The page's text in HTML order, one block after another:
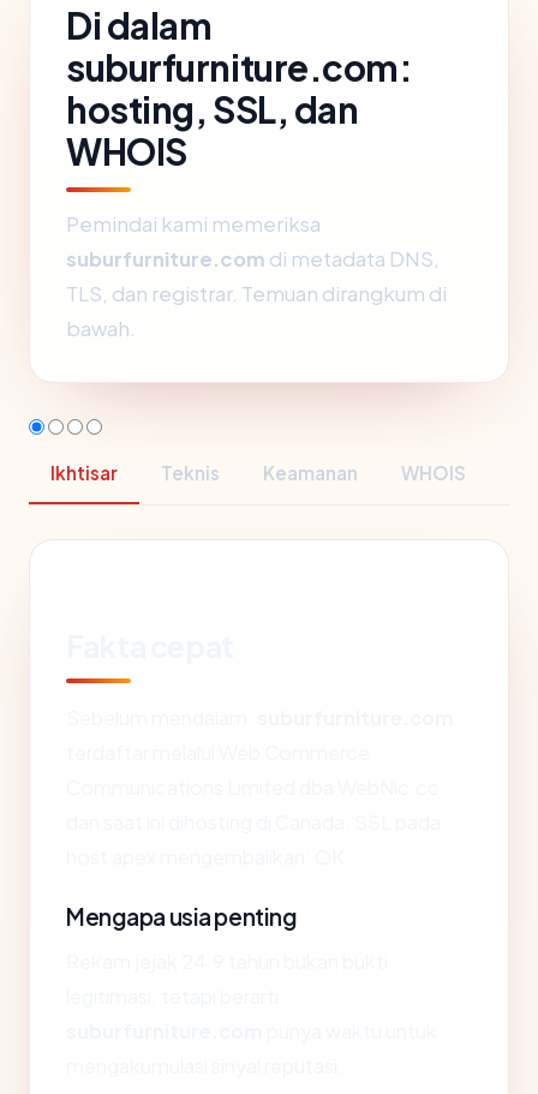
Di dalam
suburfurniture.com:
hosting, SSL, dan
WHOIS
Pemindai kami memeriksa
suburfurniture.com di metadata DNS,
TLS, dan registrar. Temuan dirangkum di
bawah.
Ikhtisar Teknis Keamanan WHOIS
Mengapa usia penting